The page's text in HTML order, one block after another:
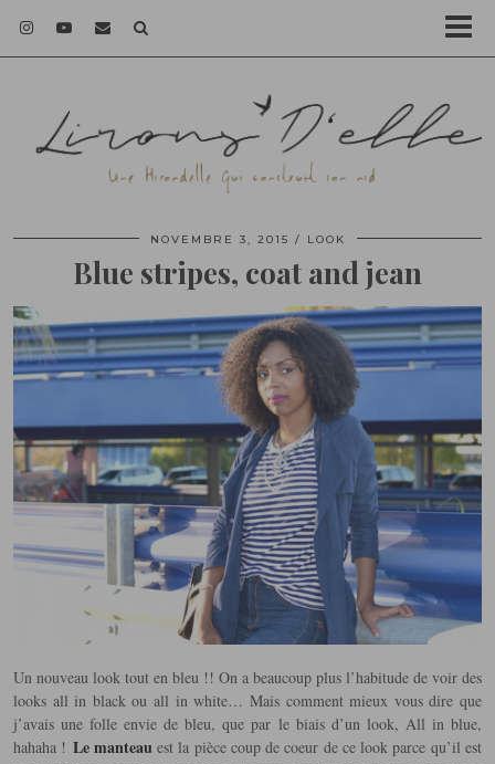
NOVEMBRE 3, 2015 LOOK
Blue stripes, coat and jean
Un nouveau look tout en bleu !! On a beaucoup plus l’habitude de voir des
looks all in black ou all in white… Mais comment mieux vous dire que
j’avais une folle envie de bleu, que par le biais d’un look, All in blue,
hahaha ! Le manteau est la pièce coup de coeur de ce look parce qu’il est